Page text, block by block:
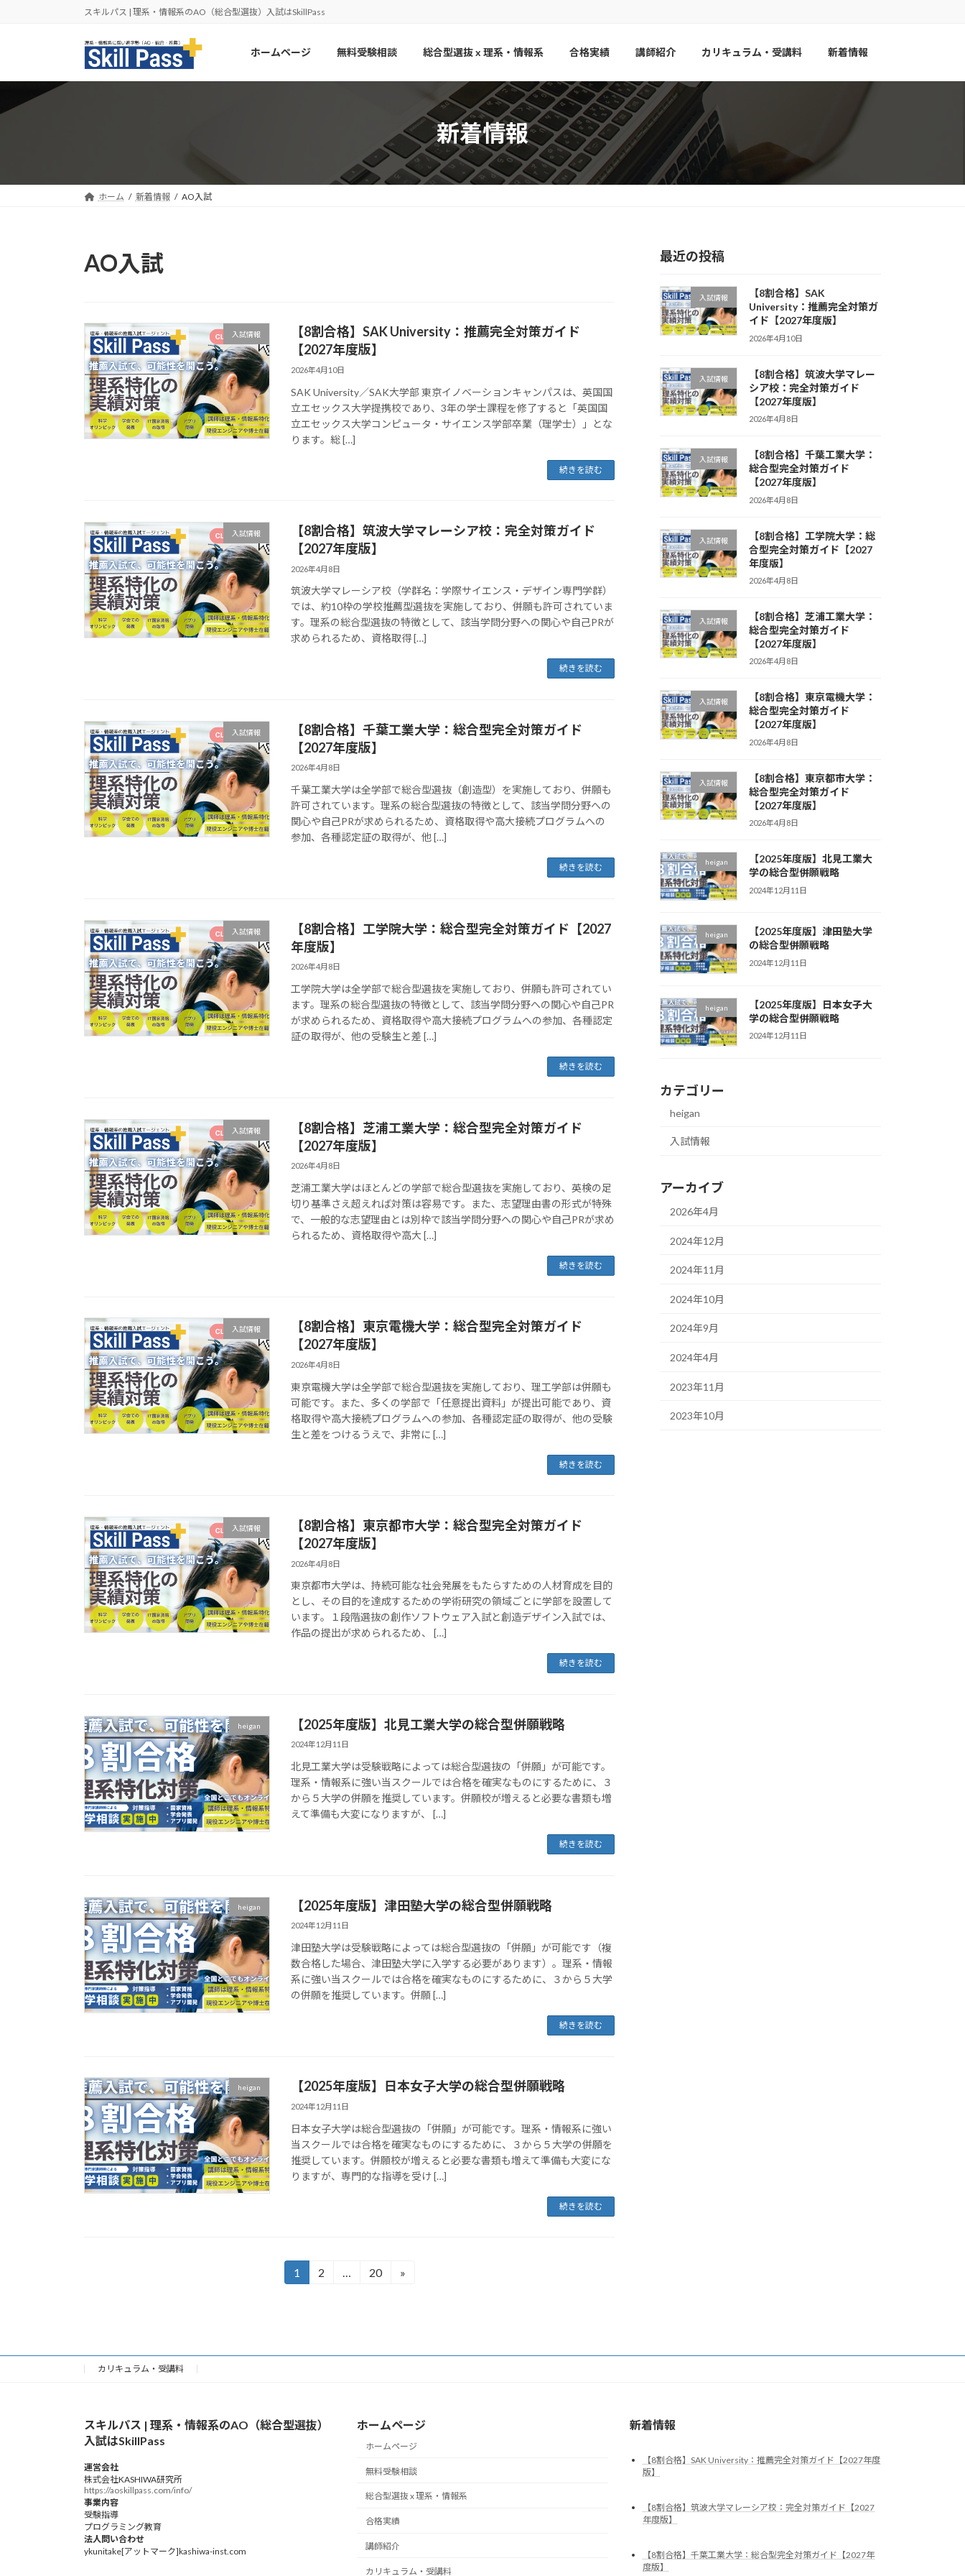
ス
ン
スキルパス | 理系・情報系のAO（総合型選抜）入試はSkillPass
ホームページ 無料受験相談 総合型選抜 x 理系・情報系 合格実績 講師紹介 カリキュラム・受講料 新着情報
新着情報
ホーム 新着情報 AO入試
AO入試
入試情報
【8割合格】SAK University：推薦完全対策ガイド
【2027年度版】
2026年4月10日
SAK University／SAK大学部 東京イノベーションキャンパスは、英国国
立エセックス大学提携校であり、3年の学士課程を修了すると「英国国
立エセックス大学コンピュータ・サイエンス学部卒業（理学士）」とな
ります。総 […]
続きを読む
入試情報
【8割合格】筑波大学マレーシア校：完全対策ガイド
【2027年度版】
2026年4月8日
筑波大学マレーシア校（学群名：学際サイエンス・デザイン専門学群）
では、約10枠の学校推薦型選抜を実施しており、併願も許可されていま
す。理系の総合型選抜の特徴として、該当学問分野への関心や自己PRが
求められるため、資格取得 […]
続きを読む
入試情報
【8割合格】千葉工業大学：総合型完全対策ガイド
【2027年度版】
2026年4月8日
千葉工業大学は全学部で総合型選抜（創造型）を実施しており、併願も
許可されています。理系の総合型選抜の特徴として、該当学問分野への
関心や自己PRが求められるため、資格取得や高大接続プログラムへの
参加、各種認定証の取得が、他 […]
続きを読む
入試情報
【8割合格】工学院大学：総合型完全対策ガイド【2027
年度版】
2026年4月8日
工学院大学は全学部で総合型選抜を実施しており、併願も許可されてい
ます。理系の総合型選抜の特徴として、該当学問分野への関心や自己PR
が求められるため、資格取得や高大接続プログラムへの参加、各種認定
証の取得が、他の受験生と差 […]
続きを読む
入試情報
【8割合格】芝浦工業大学：総合型完全対策ガイド
【2027年度版】
2026年4月8日
芝浦工業大学はほとんどの学部で総合型選抜を実施しており、英検の足
切り基準さえ超えれば対策は容易です。また、志望理由書の形式が特殊
で、一般的な志望理由とは別枠で該当学問分野への関心や自己PRが求め
られるため、資格取得や高大 […]
続きを読む
入試情報
【8割合格】東京電機大学：総合型完全対策ガイド
【2027年度版】
2026年4月8日
東京電機大学は全学部で総合型選抜を実施しており、理工学部は併願も
可能です。また、多くの学部で「任意提出資料」が提出可能であり、資
格取得や高大接続プログラムへの参加、各種認定証の取得が、他の受験
生と差をつけるうえで、非常に […]
続きを読む
入試情報
【8割合格】東京都市大学：総合型完全対策ガイド
【2027年度版】
2026年4月8日
東京都市大学は、持続可能な社会発展をもたらすための人材育成を目的
とし、その目的を達成するための学術研究の領域ごとに学部を設置して
います。１段階選抜の創作ソフトウェア入試と創造デザイン入試では、
作品の提出が求められるため、 […]
続きを読む
heigan 【2025年度版】北見工業大学の総合型併願戦略
2024年12月11日
北見工業大学は受験戦略によっては総合型選抜の「併願」が可能です。
理系・情報系に強い当スクールでは合格を確実なものにするために、３
から５大学の併願を推奨しています。併願校が増えると必要な書類も増
えて準備も大変になりますが、 […]
続きを読む
heigan 【2025年度版】津田塾大学の総合型併願戦略
2024年12月11日
津田塾大学は受験戦略によっては総合型選抜の「併願」が可能です（複
数合格した場合、津田塾大学に入学する必要があります）。理系・情報
系に強い当スクールでは合格を確実なものにするために、３から５大学
の併願を推奨しています。併願 […]
続きを読む
heigan 【2025年度版】日本女子大学の総合型併願戦略
2024年12月11日
日本女子大学は総合型選抜の「併願」が可能です。理系・情報系に強い
当スクールでは合格を確実なものにするために、３から５大学の併願を
推奨しています。併願校が増えると必要な書類も増えて準備も大変にな
りますが、専門的な指導を受け […]
続きを読む
ペ
ジ
送
り
固
1
固
2 …
固
20 »
最近の投稿
入試情報
【8割合格】SAK
University：推薦完全対策ガ
イド【2027年度版】
2026年4月10日
入試情報
【8割合格】筑波大学マレー
シア校：完全対策ガイド
【2027年度版】
2026年4月8日
入試情報
【8割合格】千葉工業大学：
総合型完全対策ガイド
【2027年度版】
2026年4月8日
入試情報
【8割合格】工学院大学：総
合型完全対策ガイド【2027
年度版】
2026年4月8日
入試情報
【8割合格】芝浦工業大学：
総合型完全対策ガイド
【2027年度版】
2026年4月8日
入試情報
【8割合格】東京電機大学：
総合型完全対策ガイド
【2027年度版】
2026年4月8日
入試情報
【8割合格】東京都市大学：
総合型完全対策ガイド
【2027年度版】
2026年4月8日
heigan
【2025年度版】北見工業大
学の総合型併願戦略
2024年12月11日
heigan
【2025年度版】津田塾大学
の総合型併願戦略
2024年12月11日
heigan
【2025年度版】日本女子大
学の総合型併願戦略
2024年12月11日
カテゴリー
heigan
入試情報
アーカイブ
2026年4月
2024年12月
2024年11月
2024年10月
2024年9月
2024年4月
2023年11月
2023年10月
カリキュラム・受講料
スキルパス | 理系・情報系のAO（総合型選抜）
入試はSkillPass
運営会社
株式会社KASHIWA研究所
https://aoskillpass.com/info/
事業内容
受験指導
プログラミング教育
法人問い合わせ
ykunitake[アットマーク]kashiwa-inst.com
ホームページ
ホームページ
無料受験相談
総合型選抜 x 理系・情報系
合格実績
講師紹介
カリキュラム・受講料
新着情報
【8割合格】SAK University：推薦完全対策ガイド【2027年度
版】
【8割合格】筑波大学マレーシア校：完全対策ガイド【2027
年度版】
【8割合格】千葉工業大学：総合型完全対策ガイド【2027年
度版】